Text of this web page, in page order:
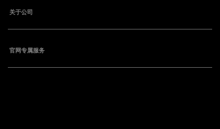
关于公司
官网专属服务